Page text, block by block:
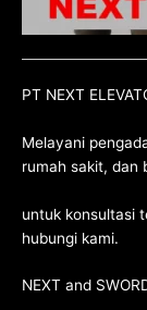
PT NEXT
Melayani
rumah sakit, dan
untuk konsultasi
hubungi kami.
NEXT and